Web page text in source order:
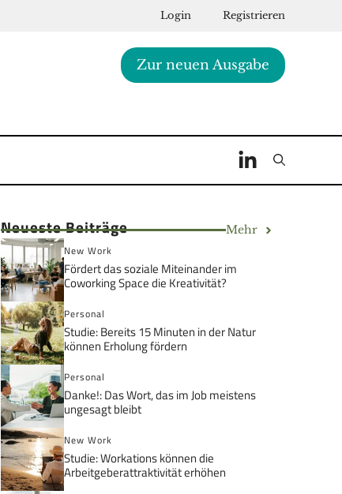
Login Registrieren
Zur neuen Ausgabe
Neueste Beiträge Mehr
New Work
Fördert das soziale Miteinander im
Coworking Space die Kreativität?
Personal
Studie: Bereits 15 Minuten in der Natur
können Erholung fördern
Personal
Danke!: Das Wort, das im Job meistens
ungesagt bleibt
New Work
Studie: Workations können die
Arbeitgeberattraktivität erhöhen